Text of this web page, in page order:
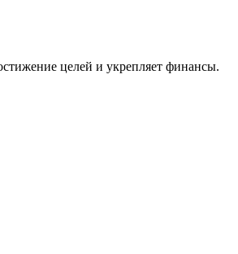
целей и укрепляет финансы.